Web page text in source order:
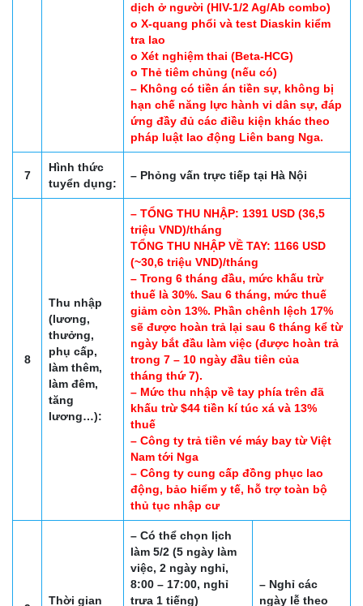
dịch ở người (HIV-1/2 Ag/Ab combo)
o X-quang phổi và test Diaskin kiểm
tra lao
o Xét nghiệm thai (Beta-HCG)
o Thẻ tiêm chủng (nếu có)
– Không có tiền án tiền sự, không bị
hạn chế năng lực hành vi dân sự, đáp
ứng đầy đủ các điều kiện khác theo
pháp luật lao động Liên bang Nga.
7
Hình thức
tuyển dụng:
– Phỏng vấn trực tiếp tại Hà Nội
8
Thu nhập
(lương,
thưởng,
phụ cấp,
làm thêm,
làm đêm,
tăng
lương…):
– TỔNG THU NHẬP: 1391 USD (36,5
triệu VND)/tháng
TỔNG THU NHẬP VỀ TAY: 1166 USD
(~30,6 triệu VND)/tháng
– Trong 6 tháng đầu, mức khấu trừ
thuế là 30%. Sau 6 tháng, mức thuế
giảm còn 13%. Phần chênh lệch 17%
sẽ được hoàn trả lại sau 6 tháng kể từ
ngày bắt đầu làm việc (được hoàn trả
trong 7 – 10 ngày đầu tiên của
tháng thứ 7).
– Mức thu nhập về tay phía trên đã
khấu trừ $44 tiền kí túc xá và 13%
thuế
– Công ty trả tiền vé máy bay từ Việt
Nam tới Nga
– Công ty cung cấp đồng phục lao
động, bảo hiểm y tế, hỗ trợ toàn bộ
thủ tục nhập cư
Thời gian
– Có thể chọn lịch
làm 5/2 (5 ngày làm
việc, 2 ngày nghỉ,
8:00 – 17:00, nghỉ
trưa 1 tiếng)
– Nghỉ các
ngày lễ theo